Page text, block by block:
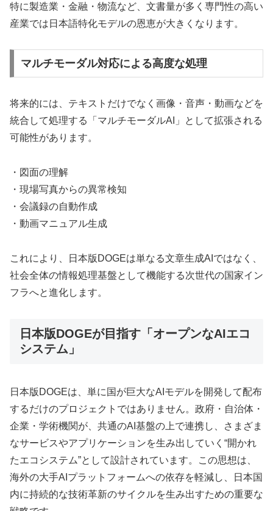
特に製造業・金融・物流など、文書量が多く専門性の高い
産業では日本語特化モデルの恩恵が大きくなります。
マルチモーダル対応による高度な処理
将来的には、テキストだけでなく画像・音声・動画などを
統合して処理する「マルチモーダルAI」として拡張される
可能性があります。
・図面の理解
・現場写真からの異常検知
・会議録の自動作成
・動画マニュアル生成
これにより、日本版DOGEは単なる文章生成AIではなく、
社会全体の情報処理基盤として機能する次世代の国家イン
フラへと進化します。
日本版DOGEが目指す「オープンなAIエコ
システム」
日本版DOGEは、単に国が巨大なAIモデルを開発して配布
するだけのプロジェクトではありません。政府・自治体・
企業・学術機関が、共通のAI基盤の上で連携し、さまざま
なサービスやアプリケーションを生み出していく“開かれ
たエコシステム”として設計されています。この思想は、
海外の大手AIプラットフォームへの依存を軽減し、日本国
内に持続的な技術革新のサイクルを生み出すための重要な